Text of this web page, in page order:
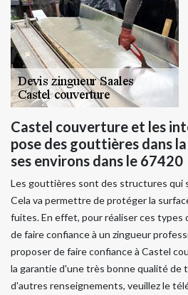
Castel couverture et les
pose des gouttières dans
ses environs dans le 67420
Les gouttières sont des structures qui
Cela va permettre de protéger la
fuites. En effet, pour réaliser ces types
de faire confiance à un zingueur
proposer de faire confiance à Castel
la garantie d'une très bonne qualité de
d'autres renseignements, veuillez le